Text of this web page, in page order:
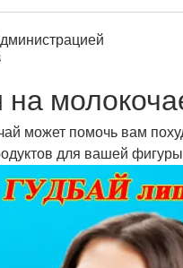
может помочь вам
для вашей